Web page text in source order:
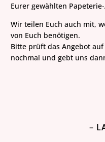
Eurer gewählten
Wir teilen Euch auch mit,
von Euch benötigen.
Bitte prüft das Angebot
nochmal und gebt uns
–